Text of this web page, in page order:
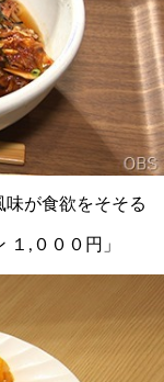
が食欲をそそる
１,０００円」